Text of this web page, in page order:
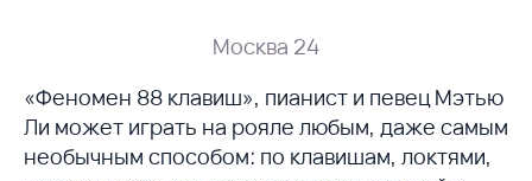
Москва 24
«Феномен 88 клавиш», пианист и певец Мэтью
Ли может играть на рояле любым, даже самым
необычным способом: по клавишам, локтями,